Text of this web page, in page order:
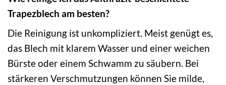
Trapezblech am besten?
Die Reinigung ist unkompliziert. Meist genügt es,
das Blech mit klarem Wasser und einer weichen
Bürste oder einem Schwamm zu säubern. Bei
stärkeren Verschmutzungen können Sie milde,